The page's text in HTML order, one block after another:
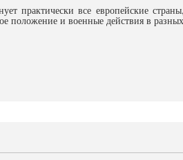
практически все европейские
положение и военные действия в